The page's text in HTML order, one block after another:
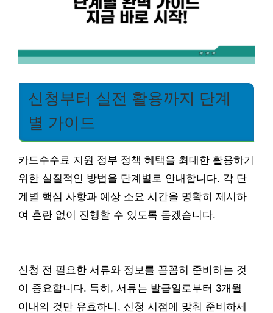
신청부터 실전 활용까지 단계
별 가이드
카드수수료 지원 정부 정책 혜택을 최대한 활용하기
위한 실질적인 방법을 단계별로 안내합니다. 각 단
계별 핵심 사항과 예상 소요 시간을 명확히 제시하
여 혼란 없이 진행할 수 있도록 돕겠습니다.
신청 전 필요한 서류와 정보를 꼼꼼히 준비하는 것
이 중요합니다. 특히, 서류는 발급일로부터 3개월
이내의 것만 유효하니, 신청 시점에 맞춰 준비하세